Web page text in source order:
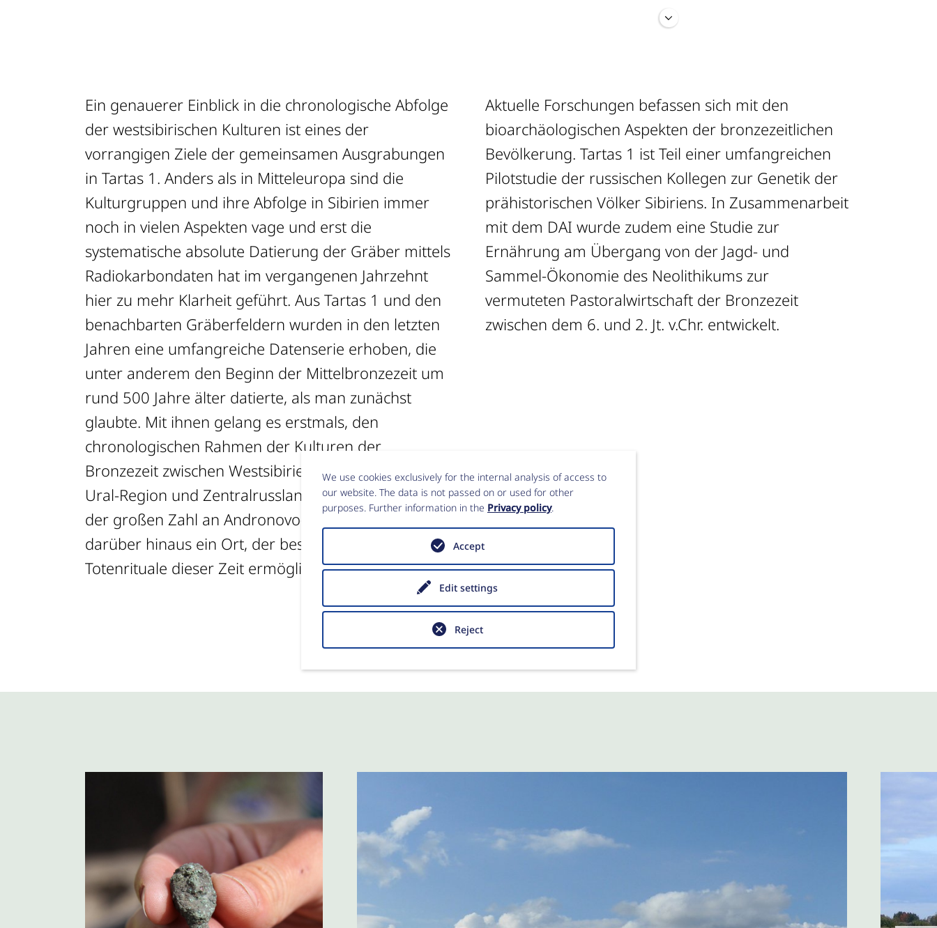
Anatoli Nagler und ist seit 2014 durch Sabine
Reinhold vertreten.
Ein genauerer Einblick in die chronologische Abfolge
der westsibirischen Kulturen ist eines der
vorrangigen Ziele der gemeinsamen Ausgrabungen
in Tartas 1. Anders als in Mitteleuropa sind die
Kulturgruppen und ihre Abfolge in Sibirien immer
noch in vielen Aspekten vage und erst die
systematische absolute Datierung der Gräber mittels
Radiokarbondaten hat im vergangenen Jahrzehnt
hier zu mehr Klarheit geführt. Aus Tartas 1 und den
benachbarten Gräberfeldern wurden in den letzten
Jahren eine umfangreiche Datenserie erhoben, die
unter anderem den Beginn der Mittelbronzezeit um
rund 500 Jahre älter datierte, als man zunächst
glaubte. Mit ihnen gelang es erstmals, den
chronologischen Rahmen der Kulturen der
Bronzezeit zwischen Westsibirien, dem Altai, der
Ural-Region und Zentralrussland zu bestimmen. Mit
der großen Zahl an Andronovo-Gräbern ist Tartas 1
darüber hinaus ein Ort, der besondere Einblicke in
Totenrituale dieser Zeit ermöglicht.
Aktuelle Forschungen befassen sich mit den
bioarchäologischen Aspekten der bronzezeitlichen
Bevölkerung. Tartas 1 ist Teil einer umfangreichen
Pilotstudie der russischen Kollegen zur Genetik der
prähistorischen Völker Sibiriens. In Zusammenarbeit
mit dem DAI wurde zudem eine Studie zur
Ernährung am Übergang von der Jagd- und
Sammel-Ökonomie des Neolithikums zur
vermuteten Pastoralwirtschaft der Bronzezeit
zwischen dem 6. und 2. Jt. v.Chr. entwickelt.
We use cookies exclusively for the internal analysis of access to
our website. The data is not passed on or used for other
purposes. Further information in the Privacy policy.
Edit settings
Reject
Accept